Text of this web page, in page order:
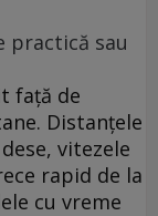
practică sau
față de
Distanțele
vitezele
rapid de la
cu vreme